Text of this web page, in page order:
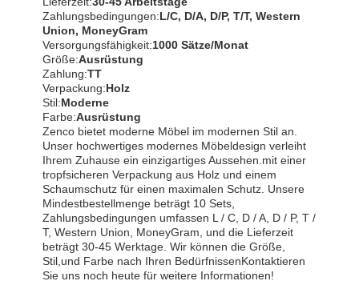
Zahlungsbedingungen:L/C, D/A, D/P, T/T, Western
Union, MoneyGram
Versorgungsfähigkeit:1000 Sätze/Monat
Größe:Ausrüstung
Zahlung:TT
Verpackung:Holz
Stil:Moderne
Farbe:Ausrüstung
Zenco bietet moderne Möbel im modernen Stil an.
Unser hochwertiges modernes Möbeldesign verleiht
Ihrem Zuhause ein einzigartiges Aussehen.mit einer
tropfsicheren Verpackung aus Holz und einem
Schaumschutz für einen maximalen Schutz. Unsere
Mindestbestellmenge beträgt 10 Sets,
Zahlungsbedingungen umfassen L / C, D / A, D / P, T /
T, Western Union, MoneyGram, und die Lieferzeit
beträgt 30-45 Werktage. Wir können die Größe,
Stil,und Farbe nach Ihren BedürfnissenKontaktieren
Sie uns noch heute für weitere Informationen!